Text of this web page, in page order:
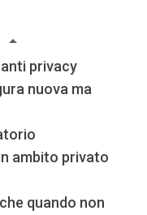
privacy
nuova ma
ambito privato
quando non